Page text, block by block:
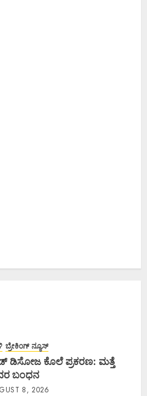
ಬ್ರೇಕಿಂಗ್ ನ್ಯೂಸ್
ಡಿಸೋಜ ಕೊಲೆ ಪ್ರಕರಣ: ಮತ್ತೆ
ಬಂಧನ
8, 2026